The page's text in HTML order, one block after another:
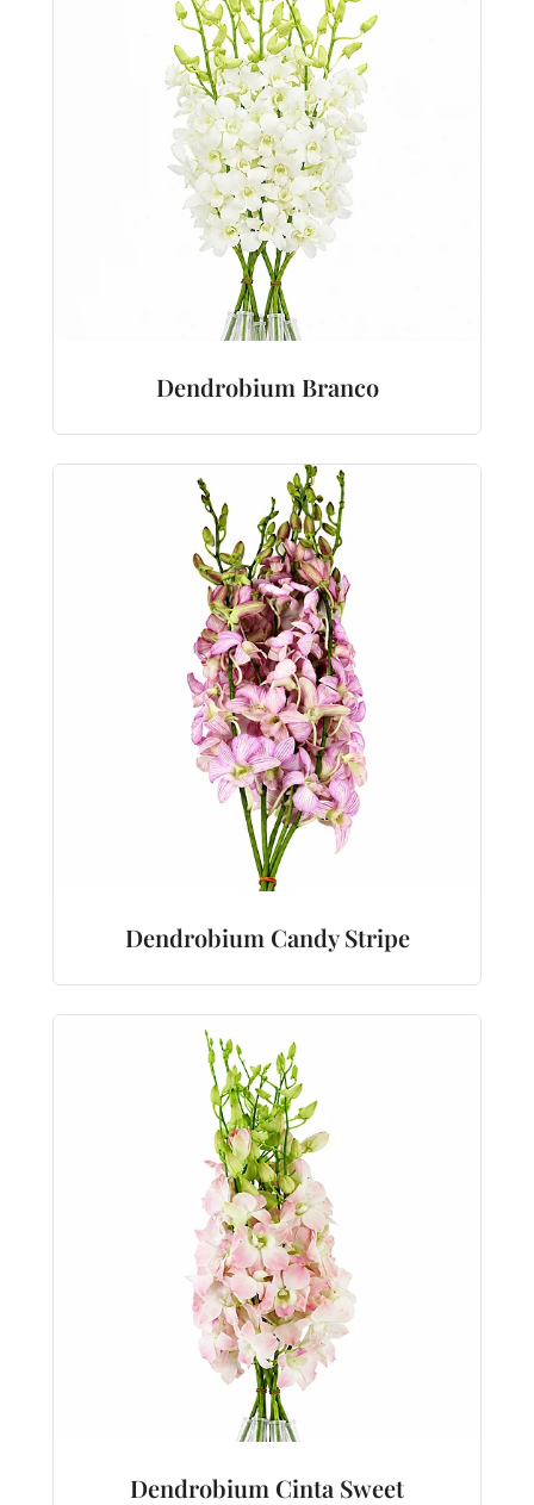
Dendrobium Branco
Dendrobium Candy Stripe
Dendrobium Cinta Sweet